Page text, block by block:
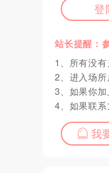
登
站长提醒：
1、所有没
2、进入场
3、如果你
4、如果联
我